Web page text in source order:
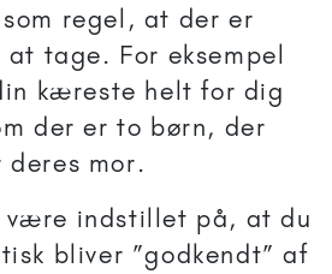
regel, at der er
tage. For eksempel
kæreste helt for dig
der er to børn, der
mor.
være indstillet på, at du
bliver ”godkendt” af